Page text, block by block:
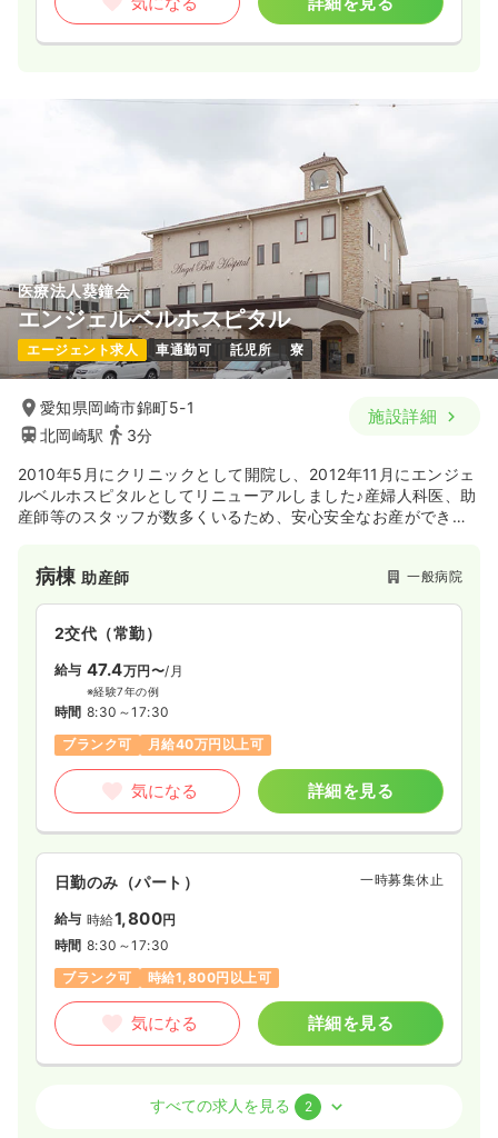
医療法人葵鐘会
エンジェルベルホスピタル
エージェント求人 車通勤可 託児所 寮
愛知県岡崎市錦町5-1
北岡崎駅
3分
施設詳細
2010年5月にクリニックとして開院し、2012年11月にエンジェ
ルベルホスピタルとしてリニューアルしました♪産婦人科医、助
産師等のスタッフが数多くいるため、安心安全なお産ができて
を占めています。
病棟 助産師 一般病院
2交代（常勤）
給与 47.4万円〜/月
※経験7年の例
時間 8:30～17:30
ブランク可
月給40万円以上可
気になる 詳細を見る
日勤のみ（パート） 一時募集休止
給与 時給1,800円
時間 8:30～17:30
ブランク可
時給1,800円以上可
気になる 詳細を見る
正・准看護師すべての求人を見る 2